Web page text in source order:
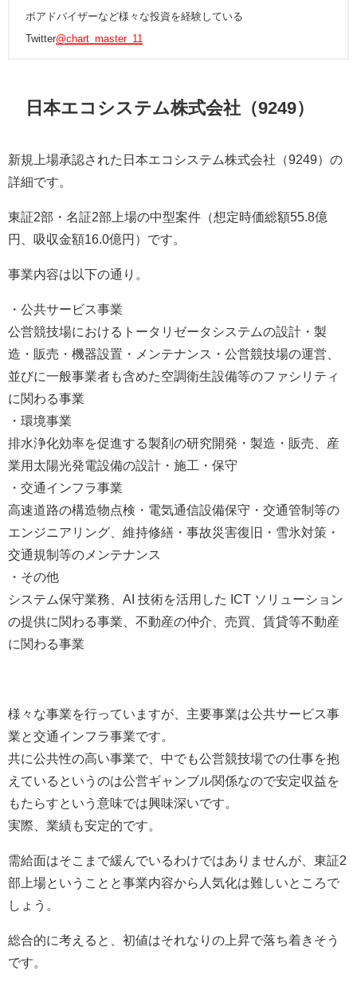
ボアドバイザーなど様々な投資を経験している
Twitter@chart_master_11
日本エコシステム株式会社（9249）
新規上場承認された日本エコシステム株式会社（9249）の
詳細です。
東証2部・名証2部上場の中型案件（想定時価総額55.8億
円、吸収金額16.0億円）です。
事業内容は以下の通り。
・公共サービス事業
公営競技場におけるトータリゼータシステムの設計・製
造・販売・機器設置・メンテナンス・公営競技場の運営、
並びに一般事業者も含めた空調衛生設備等のファシリティ
に関わる事業
・環境事業
排水浄化効率を促進する製剤の研究開発・製造・販売、産
業用太陽光発電設備の設計・施工・保守
・交通インフラ事業
高速道路の構造物点検・電気通信設備保守・交通管制等の
エンジニアリング、維持修繕・事故災害復旧・雪氷対策・
交通規制等のメンテナンス
・その他
システム保守業務、AI 技術を活用した ICT ソリューション
の提供に関わる事業、不動産の仲介、売買、賃貸等不動産
に関わる事業
様々な事業を行っていますが、主要事業は公共サービス事
業と交通インフラ事業です。
共に公共性の高い事業で、中でも公営競技場での仕事を抱
えているというのは公営ギャンブル関係なので安定収益を
もたらすという意味では興味深いです。
実際、業績も安定的です。
需給面はそこまで緩んでいるわけではありませんが、東証2
部上場ということと事業内容から人気化は難しいところで
しょう。
総合的に考えると、初値はそれなりの上昇で落ち着きそう
です。